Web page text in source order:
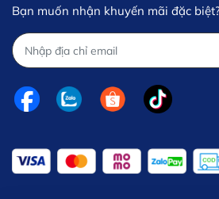
Bạn muốn nhận khuyến mãi đặc